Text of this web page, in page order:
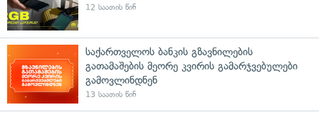
12 საათის წინ
საქართველოს ბანკის გზავნილების
გათამაშების მეორე კვირის გამარჯვებულები
გამოვლინდნენ
13 საათის წინ